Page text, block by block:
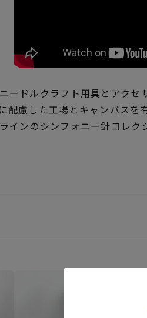
ードルクラフト用具とアク
配慮した工場とキャンパスを
インのシンフォニー針コレ